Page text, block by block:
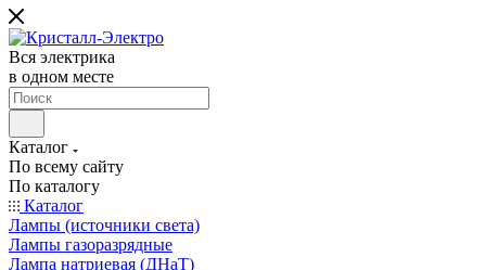
Вся электрика
в одном месте
Каталог
По всему сайту
По каталогу
Каталог
Лампы (источники света)
Лампы газоразрядные
Лампа натриевая (ДНаТ)